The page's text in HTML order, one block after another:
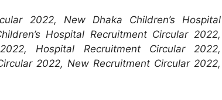
2022, New Dhaka Children’s Hospital
Hospital Recruitment Circular 2022,
Hospital Recruitment Circular 2022,
2022, New Recruitment Circular 2022,